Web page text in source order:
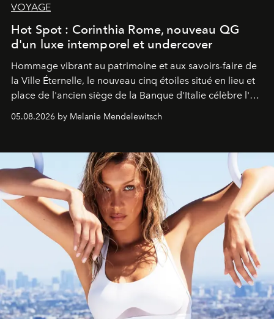
VOYAGE
Hot Spot : Corinthia Rome, nouveau QG
d'un luxe intemporel et undercover
Hommage vibrant au patrimoine et aux savoirs-faire de
la Ville Éternelle, le nouveau cinq étoiles situé en lieu et
place de l'ancien siège de la Banque d'Italie célèbre l'art
de vivre Romain dans toute son élégance intemporelle.
05.08.2026 by Melanie Mendelewitsch